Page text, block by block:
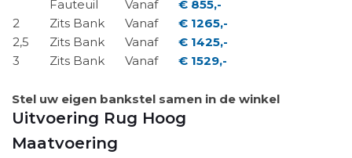
2
2,5
3
Fauteuil
Zits Bank
Zits Bank
Zits Bank
Vanaf
Vanaf
Vanaf
Vanaf
€ 855,-
€ 1265,-
€ 1425,-
€ 1529,-
Stel uw eigen bankstel samen in de winkel
Uitvoering Rug Hoog
Maatvoering